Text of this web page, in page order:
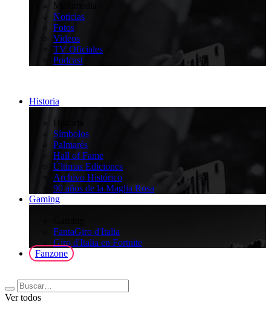
Multimedia
Noticias
Fotos
Videos
TV Oficiales
Podcast
Historia
Historia
Símbolos
Palmarés
Hall of Fame
Últimas Ediciones
Archivo Histórico
90 años de la Maglia Rosa
Gaming
FantaGiro d'Italia
Giro d'Italia en Fortnite
Fanzone
Ver todos